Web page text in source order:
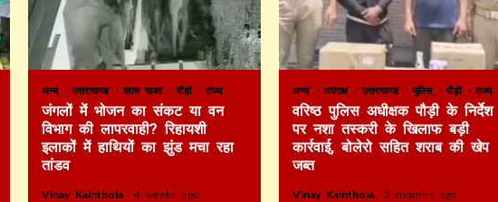
अन्य उत्तराखण्ड खास खबर पौड़ी राज्य
जंगलों में भोजन का संकट या वन
विभाग की लापरवाही? रिहायशी
इलाकों में हाथियों का झुंड मचा रहा
तांडव
Vinay Kainthola 4 weeks ago
अन्य अपराध उत्तराखण्ड पुलिस पौड़ी राज्य
वरिष्ठ पुलिस अधीक्षक पौड़ी के निर्देश
पर नशा तस्करी के खिलाफ बड़ी
कार्रवाई, बोलेरो सहित शराब की खेप
जब्त
Vinay Kainthola 2 months ago